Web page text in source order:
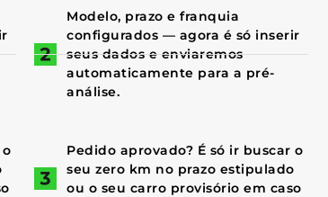
Modelo, prazo e franquia
configurados — agora é só inserir
seus dados e enviaremos
automaticamente para a pré-
análise.
Pedido aprovado? É só ir buscar o
seu zero km no prazo estipulado
ou o seu carro provisório em caso